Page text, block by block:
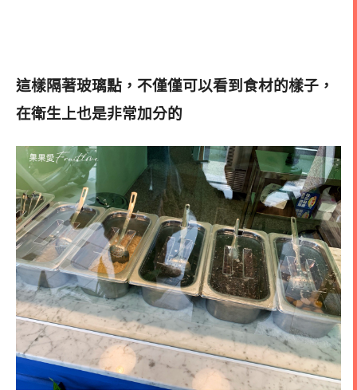
這樣隔著玻璃點，不僅僅可以看到食材的樣子，
在衛生上也是非常加分的